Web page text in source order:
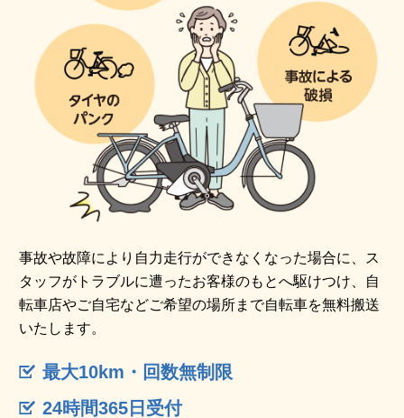
事故や故障により自力走行ができなくなった場合に、ス
タッフがトラブルに遭ったお客様のもとへ駆けつけ、自
転車店やご自宅などご希望の場所まで自転車を無料搬送
いたします。
最大10km・回数無制限
24時間365日受付